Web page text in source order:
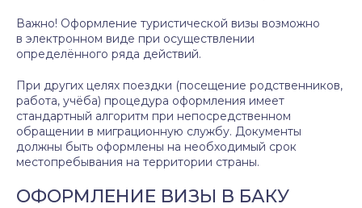
Важно! Оформление туристической визы возможно
в электронном виде при осуществлении
определённого ряда действий.
При других целях поездки (посещение родственников,
работа, учёба) процедура оформления имеет
стандартный алгоритм при непосредственном
обращении в миграционную службу. Документы
должны быть оформлены на необходимый срок
местопребывания на территории страны.
ОФОРМЛЕНИЕ ВИЗЫ В БАКУ